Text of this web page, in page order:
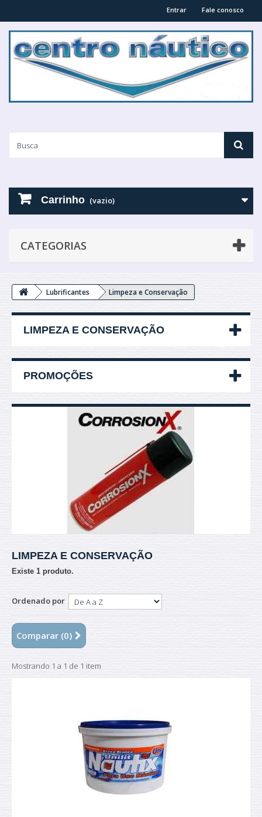
Fale conosco
Entrar
Carrinho (vazio)
CATEGORIAS
Lubrificantes Limpeza e Conservação
LIMPEZA E CONSERVAÇÃO
PROMOÇÕES
LIMPEZA E CONSERVAÇÃO
Existe 1 produto.
Ordenado por
Comparar (0)
Mostrando 1 a 1 de 1 item